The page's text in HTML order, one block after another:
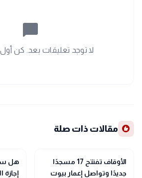
chat_bubble_outline
لا توجد تعليقات بعد. كن
recommend مقالات ذات صلة
interests
منوعات
الأوقاف تفتتح 17 مسجدًا
جديدًا وتواصل إعمار بيوت
interests
منوعاتهل
إجازة